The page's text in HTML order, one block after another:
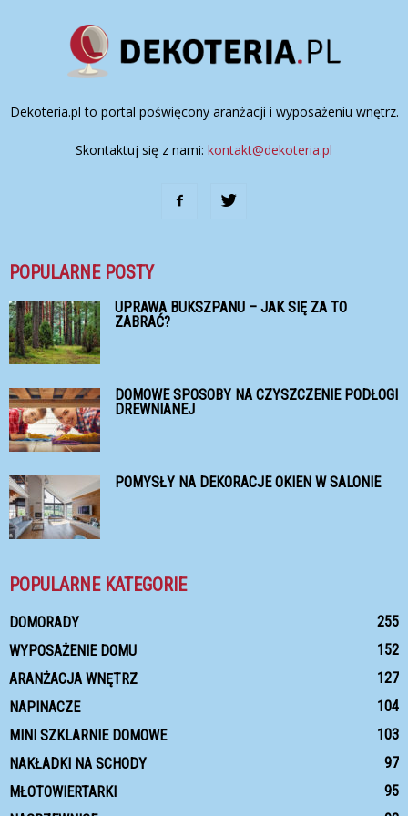
Dekoteria.pl to portal poświęcony aranżacji i wyposażeniu wnętrz.
Skontaktuj się z nami: kontakt@dekoteria.pl
POPULARNE POSTY
UPRAWA BUKSZPANU – JAK SIĘ ZA TO
ZABRAĆ?
DOMOWE SPOSOBY NA CZYSZCZENIE PODŁOGI
DREWNIANEJ
POMYSŁY NA DEKORACJE OKIEN W SALONIE
POPULARNE KATEGORIE
DOMORADY
255
WYPOSAŻENIE DOMU
152
ARANŻACJA WNĘTRZ
127
NAPINACZE
104
MINI SZKLARNIE DOMOWE
103
NAKŁADKI NA SCHODY
97
MŁOTOWIERTARKI
95